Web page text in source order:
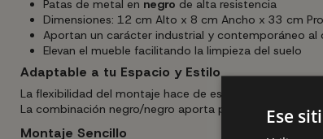
Patas de metal en negro de alta resistencia
Dimensiones: 12 cm Alto x 8 cm Ancho x 33 cm
Aportan un carácter industrial y contemporáneo al
Elevan el mueble facilitando la limpieza del suelo
Adaptable a tu Espacio y Estilo
La flexibilidad del montaje hace de esta estantería un
La combinación negro/negro aporta personalidad y
Montaje Sencillo
Ese